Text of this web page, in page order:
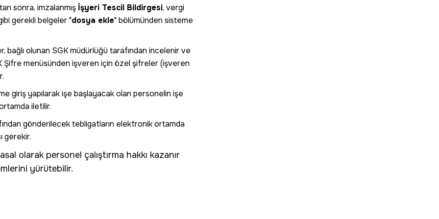
sonra, imzalanmış İşyeri Tescil Bildirgesi, vergi
gerekli belgeler "dosya ekle" bölümünden sisteme
bağlı olunan SGK müdürlüğü tarafından incelenir ve
Şifre menüsünden işveren için özel şifreler (işveren
giriş yapılarak işe başlayacak olan personelin işe
iletilir.
gönderilecek tebligatların elektronik ortamda
gerekir.
olarak personel çalıştırma hakkı kazanır
yürütebilir.